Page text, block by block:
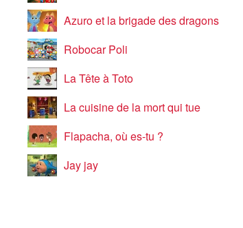
Azuro et la brigade des dragons
Robocar Poli
La Tête à Toto
La cuisine de la mort qui tue
Flapacha, où es-tu ?
Jay jay